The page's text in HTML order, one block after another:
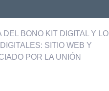
BONO KIT DIGITAL Y LO
SITIO WEB Y
POR LA UNIÓN